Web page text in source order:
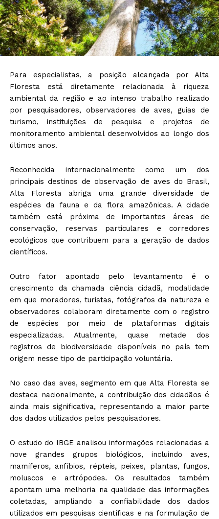
Para especialistas, a posição alcançada por Alta
Floresta está diretamente relacionada à riqueza
ambiental da região e ao intenso trabalho realizado
por pesquisadores, observadores de aves, guias de
turismo, instituições de pesquisa e projetos de
monitoramento ambiental desenvolvidos ao longo dos
últimos anos.
Reconhecida internacionalmente como um dos
principais destinos de observação de aves do Brasil,
Alta Floresta abriga uma grande diversidade de
espécies da fauna e da flora amazônicas. A cidade
também está próxima de importantes áreas de
conservação, reservas particulares e corredores
ecológicos que contribuem para a geração de dados
científicos.
Outro fator apontado pelo levantamento é o
crescimento da chamada ciência cidadã, modalidade
em que moradores, turistas, fotógrafos da natureza e
observadores colaboram diretamente com o registro
de espécies por meio de plataformas digitais
especializadas. Atualmente, quase metade dos
registros de biodiversidade disponíveis no país tem
origem nesse tipo de participação voluntária.
No caso das aves, segmento em que Alta Floresta se
destaca nacionalmente, a contribuição dos cidadãos é
ainda mais significativa, representando a maior parte
dos dados utilizados pelos pesquisadores.
O estudo do IBGE analisou informações relacionadas a
nove grandes grupos biológicos, incluindo aves,
mamíferos, anfíbios, répteis, peixes, plantas, fungos,
moluscos e artrópodes. Os resultados também
apontam uma melhoria na qualidade das informações
coletadas, ampliando a confiabilidade dos dados
utilizados em pesquisas científicas e na formulação de